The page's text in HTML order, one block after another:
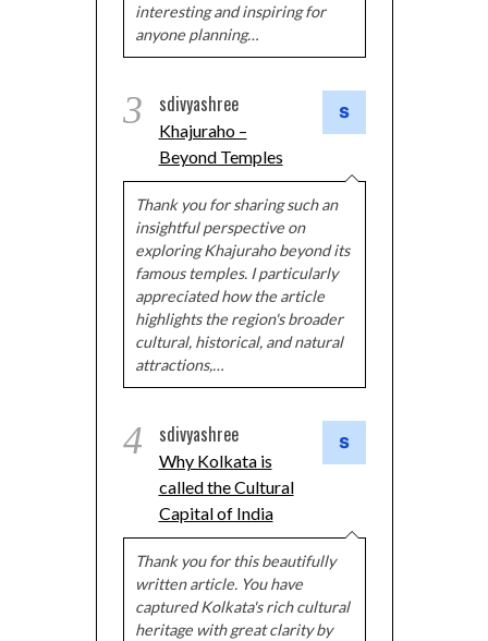
interesting and inspiring for
anyone planning…
3 sdivyashree
Khajuraho –
Beyond Temples
Thank you for sharing such an
insightful perspective on
exploring Khajuraho beyond its
famous temples. I particularly
appreciated how the article
highlights the region's broader
cultural, historical, and natural
attractions,…
4 sdivyashree
Why Kolkata is
called the Cultural
Capital of India
Thank you for this beautifully
written article. You have
captured Kolkata's rich cultural
heritage with great clarity by